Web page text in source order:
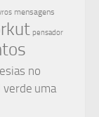
mensagens
pensador
no
verde uma